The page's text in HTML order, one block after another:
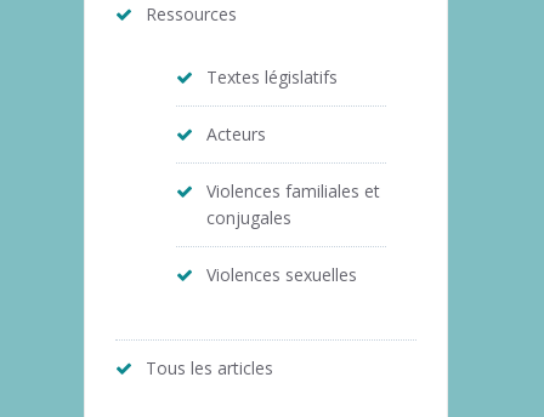
Ressources
Textes législatifs
Acteurs
Violences familiales et
conjugales
Violences sexuelles
Tous les articles